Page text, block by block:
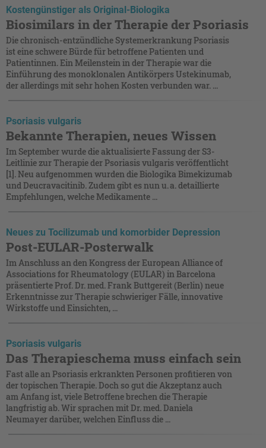
Kostengünstiger als Original-Biologika
Biosimilars in der Therapie der Psoriasis
Die chronisch-entzündliche Systemerkrankung Psoriasis
ist eine schwere Bürde für betroffene Patienten und
Patientinnen. Ein Meilenstein in der Therapie war die
Einführung des monoklonalen Antikörpers Ustekinumab,
der allerdings mit sehr hohen Kosten verbunden war. ...
Psoriasis vulgaris
Bekannte Therapien, neues Wissen
Im September wurde die aktualisierte Fassung der S3-
Leitlinie zur Therapie der Psoriasis vulgaris veröffentlicht
[1]. Neu aufgenommen wurden die Biologika Bimekizumab
und Deucravacitinib. Zudem gibt es nun u. a. detaillierte
Empfehlungen, welche Medikamente ...
Neues zu Tocilizumab und komorbider Depression
Post-EULAR-Posterwalk
Im Anschluss an den Kongress der European Alliance of
Associations for Rheumatology (EULAR) in Barcelona
präsentierte Prof. Dr. med. Frank Buttgereit (Berlin) neue
Erkenntnisse zur Therapie schwieriger Fälle, innovative
Wirkstoffe und Einsichten, ...
Psoriasis vulgaris
Das Therapieschema muss einfach sein
Fast alle an Psoriasis erkrankten Personen profitieren von
der topischen Therapie. Doch so gut die Akzeptanz auch
am Anfang ist, viele Betroffene brechen die Therapie
langfristig ab. Wir sprachen mit Dr. med. Daniela
Neumayer darüber, welchen Einfluss die ...